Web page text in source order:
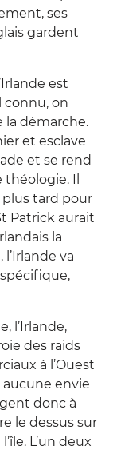
ses
gardent
est
connu, on
la démarche.
et esclave
et se rend
Il
tard pour
Patrick aurait
la
va
l’Irlande,
des raids
à l’Ouest
aucune envie
donc à
le dessus sur
L’un deux